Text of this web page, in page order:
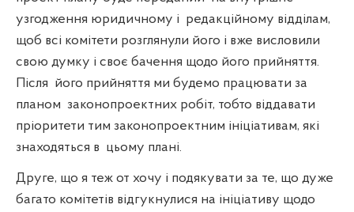
узгодження юридичному і редакційному відділам,
щоб всі комітети розглянули його і вже висловили
свою думку і своє бачення щодо його прийняття.
Після його прийняття ми будемо працювати за
планом законопроектних робіт, тобто віддавати
пріоритети тим законопроектним ініціативам, які
знаходяться в цьому плані.
Друге, що я теж от хочу і подякувати за те, що дуже
багато комітетів відгукнулися на ініціативу щодо